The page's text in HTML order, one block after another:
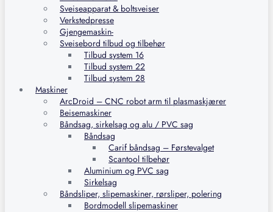
Sveiseapparat & boltsveiser
Verkstedpresse
Gjengemaskin-
Sveisebord tilbud og tilbehør
Tilbud system 16
Tilbud system 22
Tilbud system 28
Maskiner
ArcDroid – CNC robot arm til plasmaskjærer
Beisemaskiner
Båndsag, sirkelsag og alu / PVC sag
Båndsag
Carif båndsag – Førstevalget
Scantool tilbehør
Aluminium og PVC sag
Sirkelsag
Båndsliper, slipemaskiner, rørsliper, polering
Bordmodell slipemaskiner